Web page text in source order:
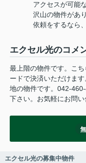
アクセスが可能
沢山の物件があ
依頼をするなら
エクセル光のコメ
最上階の物件です。こ
ードで決済いただけま
地の物件です。042-
下さい。お気軽にお問い
エクセル光の募集中物件